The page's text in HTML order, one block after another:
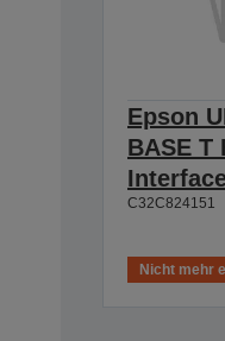
Epson
BASE T
C32C824151
Nicht mehr